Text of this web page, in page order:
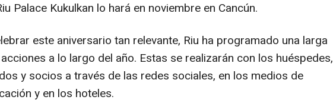
Palace Kukulkan lo hará en noviembre en Cancún.
este aniversario tan relevante, Riu ha programado una larga
a lo largo del año. Estas se realizarán con los huéspedes,
y socios a través de las redes sociales, en los medios de
y en los hoteles.